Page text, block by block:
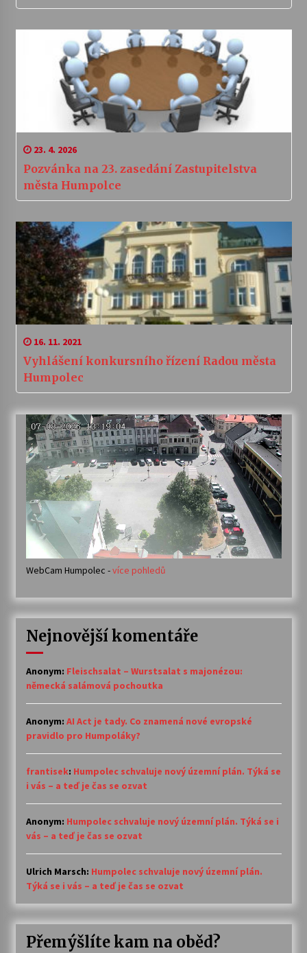
23. 4. 2026
Pozvánka na 23. zasedání Zastupitelstva
města Humpolce
16. 11. 2021
Vyhlášení konkursního řízení Radou města
Humpolec
WebCam Humpolec -více pohledů
Nejnovější komentáře
Anonym: Fleischsalat – Wurstsalat s majonézou:
německá salámová pochoutka
Anonym: AI Act je tady. Co znamená nové evropské
pravidlo pro Humpoláky?
frantisek: Humpolec schvaluje nový územní plán. Týká se
i vás – a teď je čas se ozvat
Anonym: Humpolec schvaluje nový územní plán. Týká se i
vás – a teď je čas se ozvat
Ulrich Marsch: Humpolec schvaluje nový územní plán.
Týká se i vás – a teď je čas se ozvat
Přemýšlíte kam na oběd?